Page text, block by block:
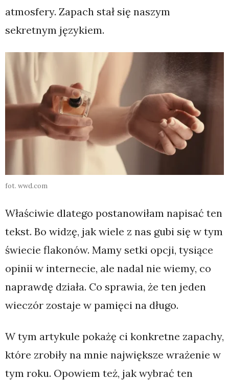
atmosfery. Zapach stał się naszym
sekretnym językiem.
fot. wwd.com
Właściwie dlatego postanowiłam napisać ten
tekst. Bo widzę, jak wiele z nas gubi się w tym
świecie flakonów. Mamy setki opcji, tysiące
opinii w internecie, ale nadal nie wiemy, co
naprawdę działa. Co sprawia, że ten jeden
wieczór zostaje w pamięci na długo.
W tym artykule pokażę ci konkretne zapachy,
które zrobiły na mnie największe wrażenie w
tym roku. Opowiem też, jak wybrać ten